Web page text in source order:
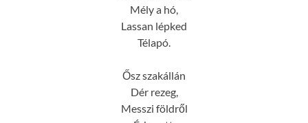
Mély a hó,
Lassan lépked
Télapó.
Ősz szakállán
Dér rezeg,
Messzi földről